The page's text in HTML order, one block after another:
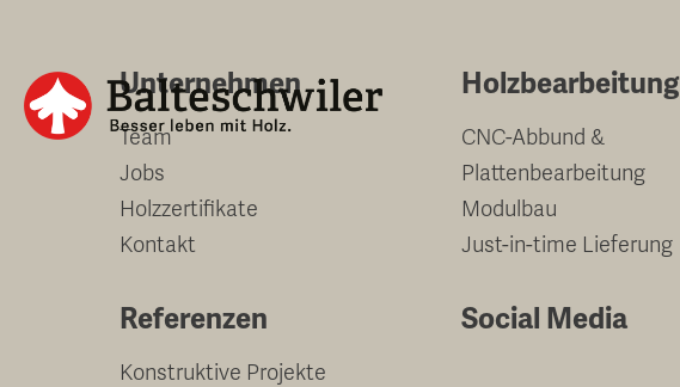
Inhalt
Unternehmen
Team
Jobs
Holzzertifikate
Kontakt
Holzbearbeitung
CNC-Abbund &
Plattenbearbeitung
Modulbau
Just-in-time Lieferung
Referenzen
Konstruktive Projekte
Social Media